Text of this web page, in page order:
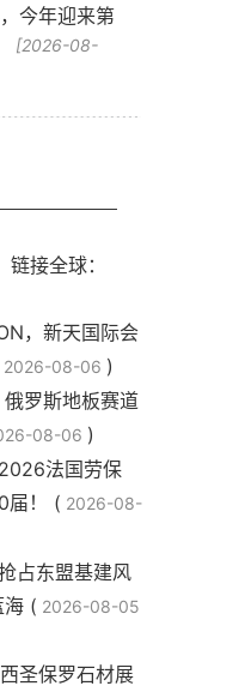
今年迎来第
[2026-08-
接全球：
，新天国际会
2026-08-06 )
罗斯地板赛道
08-06 )
法国劳保
届！ ( 2026-08-
占东盟基建风
海 ( 2026-08-05
圣保罗石材展